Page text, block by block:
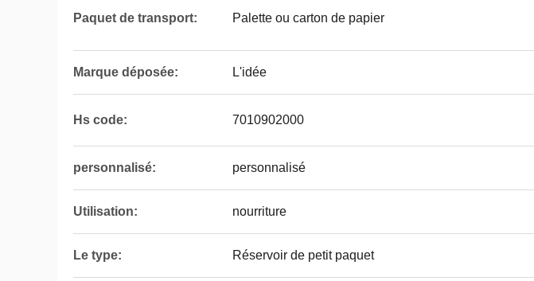
Paquet de transport: Palette ou carton de papier
Marque déposée: L'idée
Hs code: 7010902000
personnalisé: personnalisé
Utilisation: nourriture
Le type: Réservoir de petit paquet